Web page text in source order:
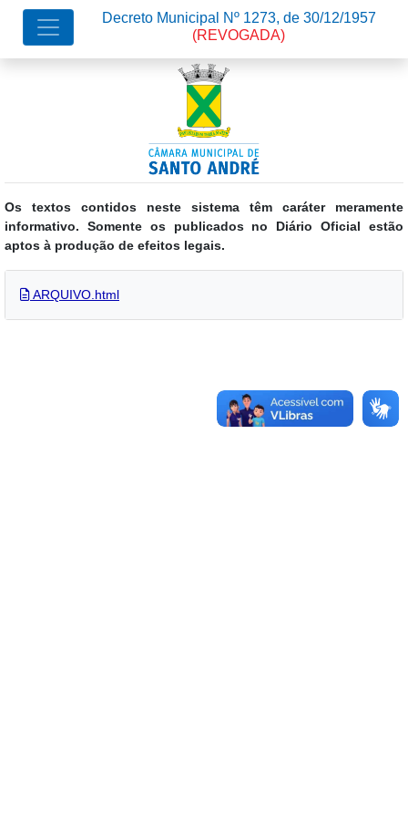
Os textos contidos neste sistema têm caráter meramente
informativo. Somente os publicados no Diário Oficial estão
aptos à produção de efeitos legais.
Decreto Municipal Nº 1273, de 30/12/1957
(REVOGADA)
ARQUIVO.html